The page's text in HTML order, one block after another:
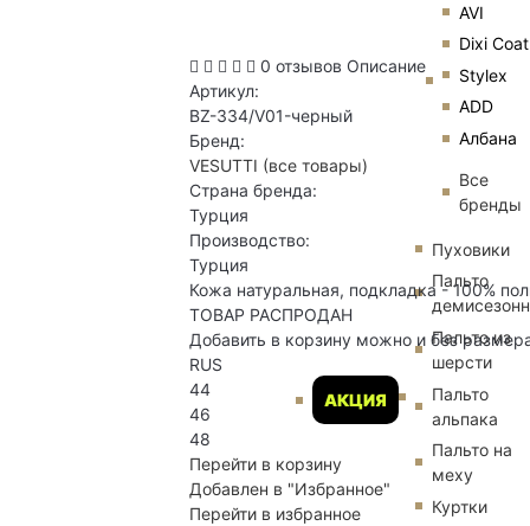
AVI
Dixi Coat
Stylex
ADD
Албана
Все
бренды
АКЦИЯ
Пуховики
Пальто
Пальто из
шерсти
Пальто
альпака
Пальто на
меху
Куртки
0 отзывов Описание
Артикул:
BZ-334/V01-черный
Бренд:
VESUTTI (все товары)
Страна бренда:
Турция
Производство:
Турция
Кожа натуральная, подкладка - 100%
ТОВАР РАСПРОДАН
Добавить в корзину можно и без
RUS
44
46
48
Перейти в корзину
Добавлен в "Избранное"
Перейти в избранное